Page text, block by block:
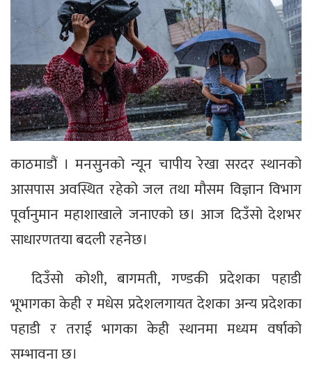
काठमाडौं । मनसुनको न्यून चापीय रेखा सरदर स्थानको
आसपास अवस्थित रहेको जल तथा मौसम विज्ञान विभाग
पूर्वानुमान महाशाखाले जनाएको छ। आज दिउँसो देशभर
साधारणतया बदली रहनेछ।
दिउँसो कोशी, बागमती, गण्डकी प्रदेशका पहाडी
भूभागका केही र मधेस प्रदेशलगायत देशका अन्य प्रदेशका
पहाडी र तराई भागका केही स्थानमा मध्यम वर्षाको
सम्भावना छ।